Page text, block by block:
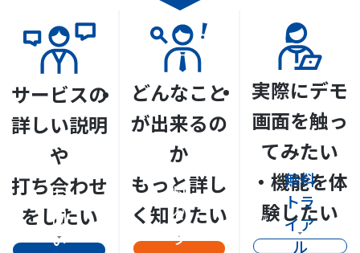
サービスの
詳しい説明
や
打ち合わせ
をしたい
お
問
い
どんなこと
が出来るの
か
もっと詳し
く知りたい
資
料
ダ
ウ
実際にデモ
画面を触っ
てみたい
・機能を体
験したい
無料
トラ
イア
ル